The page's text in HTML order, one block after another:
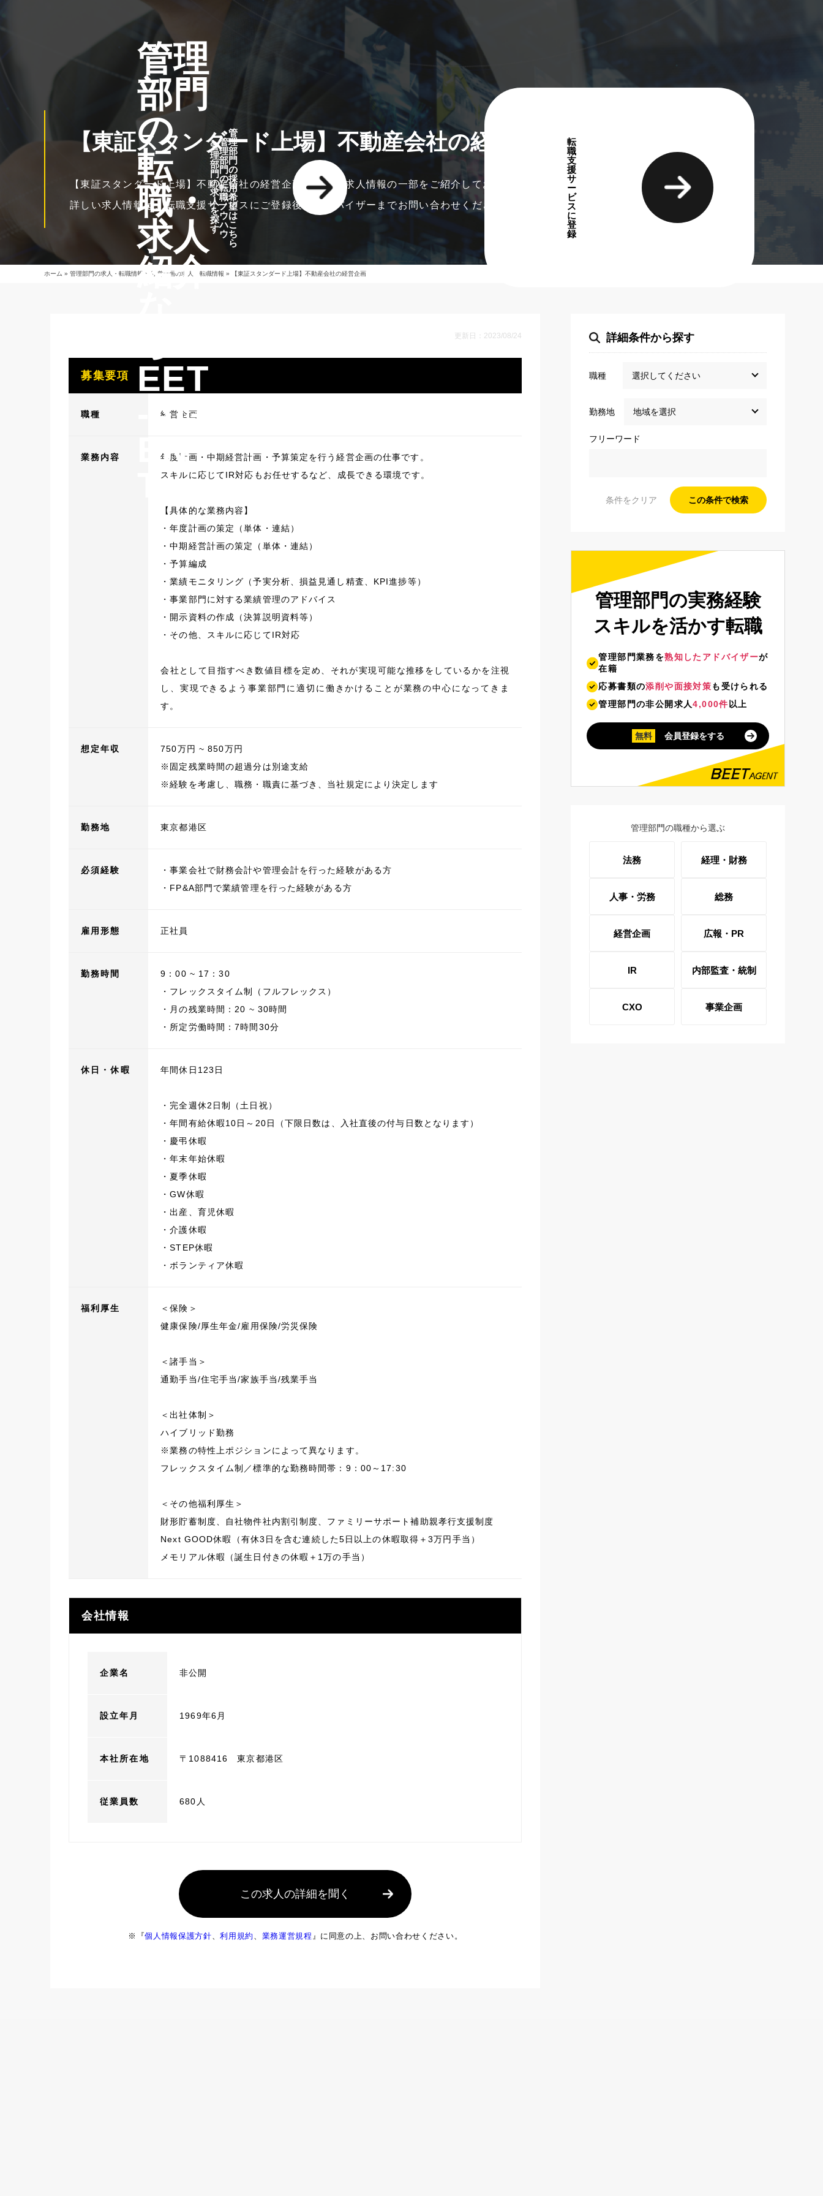
管理
部門
の
転
職・
求人
紹介
EET
-AG
EN
管
理
部
門
の
求
人
を
探
す
管
理
部
門
の
転
職
ノ
ウ
ハ
ウ
管
理
部
門
の
採
用
希
望
は
こ
ち
ら
転
職
支
援
サ
ー
ビ
ス
に
登
録
【東証スタンダード上場】不動産会社の経営企画の詳細
【東証スタンダード上場】不動産会社の経営企画に関する求人情報の一部をご紹介しております。
詳しい求人情報は、転職支援サービスにご登録後、アドバイザーまでお問い合わせください。
ホーム » 管理部門の求人・転職情報 » 経営企画の求人・転職情報 » 【東証スタンダード上場】不動産会社の経営企画
更新日：2023/08/24
募集要項
職種 経営企画
業務内容
年度計画・中期経営計画・予算策定を行う経営企画の仕事です。
スキルに応じてIR対応もお任せするなど、成長できる環境です。
【具体的な業務内容】
・年度計画の策定（単体・連結）
・中期経営計画の策定（単体・連結）
・予算編成
・業績モニタリング（予実分析、損益見通し精査、KPI進捗等）
・事業部門に対する業績管理のアドバイス
・開示資料の作成（決算説明資料等）
・その他、スキルに応じてIR対応
会社として目指すべき数値目標を定め、それが実現可能な推移をしているかを注視
し、実現できるよう事業部門に適切に働きかけることが業務の中心になってきま
す。
想定年収
750万円 ~ 850万円
※固定残業時間の超過分は別途支給
※経験を考慮し、職務・職責に基づき、当社規定により決定します
勤務地 東京都港区
必須経験
・事業会社で財務会計や管理会計を行った経験がある方
・FP&A部門で業績管理を行った経験がある方
雇用形態 正社員
勤務時間
9：00 ~ 17：30
・フレックスタイム制（フルフレックス）
・月の残業時間：20 ~ 30時間
・所定労働時間：7時間30分
休日・休暇 年間休日123日
・完全週休2日制（土日祝）
・年間有給休暇10日～20日（下限日数は、入社直後の付与日数となります）
・慶弔休暇
・年末年始休暇
・夏季休暇
・GW休暇
・出産、育児休暇
・介護休暇
・STEP休暇
・ボランティア休暇
福利厚生
＜保険＞
健康保険/厚生年金/雇用保険/労災保険
＜諸手当＞
通勤手当/住宅手当/家族手当/残業手当
＜出社体制＞
ハイブリッド勤務
※業務の特性上ポジションによって異なります。
フレックスタイム制／標準的な勤務時間帯：9：00～17:30
＜その他福利厚生＞
財形貯蓄制度、自社物件社内割引制度、ファミリーサポート補助親孝行支援制度
Next GOOD休暇（有休3日を含む連続した5日以上の休暇取得＋3万円手当）
メモリアル休暇（誕生日付きの休暇＋1万の手当）
会社情報
企業名 非公開
設立年月 1969年6月
本社所在地 〒1088416 東京都港区
従業員数 680人
この求人の詳細を聞く
※『個人情報保護方針、利用規約 、 業務運営規程 』に同意の上、お問い合わせください。
詳細条件から探す
職種
勤務地
フリーワード
管理部門の実務経験
スキルを活かす転職
管理部門業務を熟知したアドバイザーが
在籍
応募書類の添削や面接対策も受けられる
管理部門の非公開求人4,000件以上
無料 会員登録をする
管理部門の職種から選ぶ
法務 経理・財務
人事・労務 総務
経営企画 広報・PR
IR 内部監査・統制
CXO 事業企画